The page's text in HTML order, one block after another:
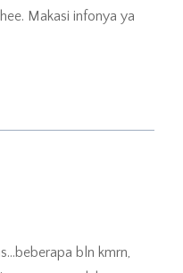
Makasi infonya ya
bln kmrn,